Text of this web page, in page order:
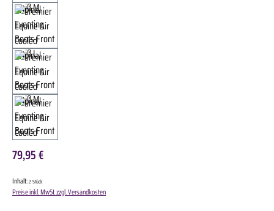
79,95 €
Inhalt:2 Stück
Preise inkl. MwSt. zzgl. Versandkosten